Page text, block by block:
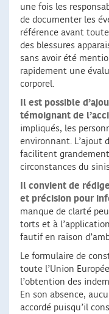
une fois les
de documenter les
référence avant
des blessures
sans avoir été
rapidement une
corporel.
Il est possible
témoignant de
impliqués, les
environnant. L’ajout
facilitent
circonstances du
Il convient de
et précision pour
manque de clarté
torts et à
fautif en raison
Le formulaire de
toute l’Union
l’obtention des
En son absence,
accordé puisqu’il